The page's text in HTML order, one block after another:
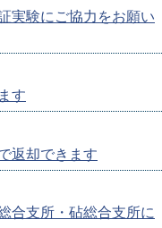
実験にご協力をお願い
す
返却できます
合支所・砧総合支所に